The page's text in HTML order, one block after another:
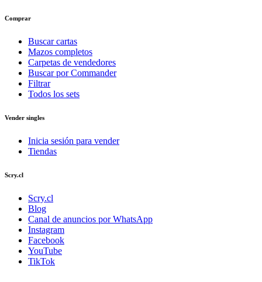
Comprar
Buscar cartas
Mazos completos
Carpetas de vendedores
Buscar por Commander
Filtrar
Todos los sets
Vender singles
Inicia sesión para vender
Tiendas
Scry.cl
Scry.cl
Blog
Canal de anuncios por WhatsApp
Instagram
Facebook
YouTube
TikTok